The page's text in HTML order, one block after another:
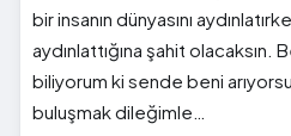
bir insanın dünyasını
aydınlattığına şahit olacaksın.
biliyorum ki sende beni
buluşmak dileğimle…